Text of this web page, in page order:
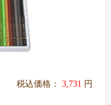
税込価格： 3,731 円